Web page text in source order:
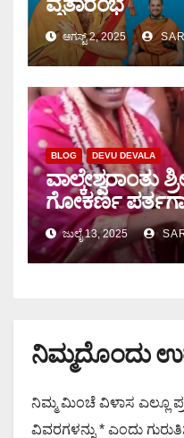
ಆಗಸ್ಟ್ 2, 2025
BLOG DEVU DEVALA
ವಾಲ್ಕೇಶ್ವರಾಂತು
ಗೋಕರ್ಣ
ಸಂಗಮ
ಜುಲೈ 13, 2025
ನಿಮ್ಮದೊಂದು
ನಿಮ್ಮ ಮಿಂಚೆ ವಿಳಾಸ ಎಲ್ಲೂ
ವಿವರಗಳನ್ನು * ಎಂದು